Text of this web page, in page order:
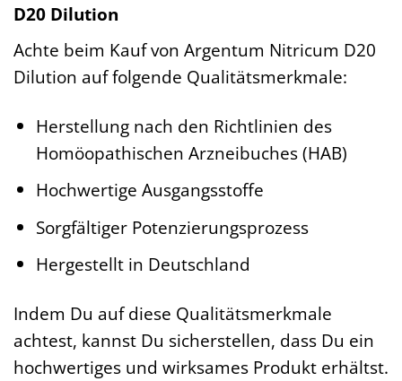
D20 Dilution
Achte beim Kauf von Argentum Nitricum D20
Dilution auf folgende Qualitätsmerkmale:
Herstellung nach den Richtlinien des
Homöopathischen Arzneibuches (HAB)
Hochwertige Ausgangsstoffe
Sorgfältiger Potenzierungsprozess
Hergestellt in Deutschland
Indem Du auf diese Qualitätsmerkmale
achtest, kannst Du sicherstellen, dass Du ein
hochwertiges und wirksames Produkt erhältst.